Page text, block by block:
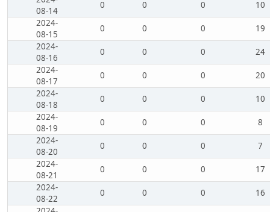
08-14
0 0 0
10
2024-
08-15
0 0 0
19
2024-
08-16
0 0 0
24
2024-
08-17
0 0 0
20
2024-
08-18
0 0 0
10
2024-
08-19
0 0 0
8
2024-
08-20
0 0 0
7
2024-
08-21
0 0 0
17
2024-
08-22
0 0 0
16